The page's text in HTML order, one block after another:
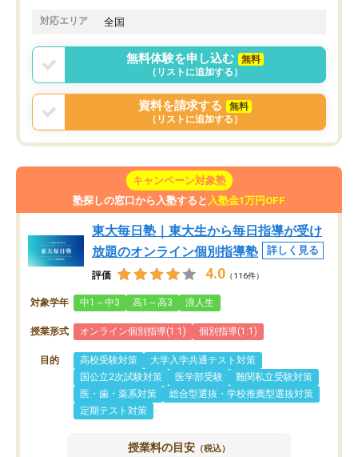
対応エリア 全国
無料体験を申し込む
無料
（リストに追加する）
資料を請求する
無料
（リストに追加する）
キャンペーン対象塾
塾探しの窓口から入塾すると 入塾金1万円OFF
東大毎日塾｜東大生から毎日指導が受け
放題のオンライン個別指導塾
詳しく見る
評価 4.0 （116件）
対象学年 中1～中3 高1～高3 浪人生
授業形式 オンライン個別指導(1:1) 個別指導(1:1)
目的 高校受験対策
大学入学共通テスト対策
国公立2次試験対策
医学部受験
難関私立受験対策
医・歯・薬系対策
総合型選抜・学校推薦型選抜対策
定期テスト対策
授業料の目安 （税込）